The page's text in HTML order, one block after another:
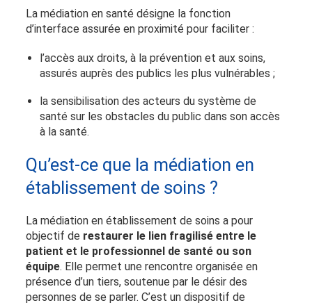
La médiation en santé désigne la fonction
d’interface assurée en proximité pour faciliter :
l’accès aux droits, à la prévention et aux soins,
assurés auprès des publics les plus vulnérables ;
la sensibilisation des acteurs du système de
santé sur les obstacles du public dans son accès
à la santé.
Qu’est-ce que la médiation en
établissement de soins ?
La médiation en établissement de soins a pour
objectif de restaurer le lien fragilisé entre le
patient et le professionnel de santé ou son
équipe. Elle permet une rencontre organisée en
présence d’un tiers, soutenue par le désir des
personnes de se parler. C’est un dispositif de